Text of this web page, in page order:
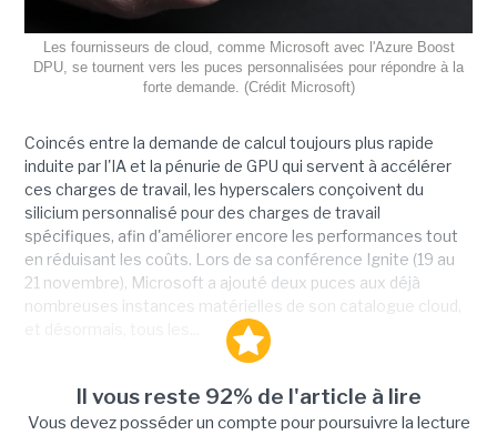
Les fournisseurs de cloud, comme Microsoft avec l'Azure Boost
DPU, se tournent vers les puces personnalisées pour répondre à la
forte demande. (Crédit Microsoft)
Coincés entre la demande de calcul toujours plus rapide
induite par l'IA et la pénurie de GPU qui servent à accélérer
ces charges de travail, les hyperscalers conçoivent du
silicium personnalisé pour des charges de travail
spécifiques, afin d'améliorer encore les performances tout
en réduisant les coûts. Lors de sa conférence Ignite (19 au
21 novembre), Microsoft a ajouté deux puces aux déjà
nombreuses instances matérielles de son catalogue cloud,
Il vous reste 92% de l'article à lire
Vous devez posséder un compte pour poursuivre la lecture